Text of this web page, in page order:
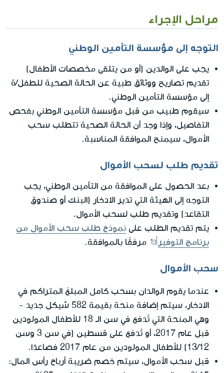
مراحل الإجراء
التوجه إلى مؤسسة التأمين الوطني
يجب على الوالدين (أو من يتلقى مخصصات الأطفال)
تقديم تصاريح ووثائق طبية عن الحالة الصحية للطفل/ة
إلى مؤسسة التأمين الوطني.
سيقوم طبيب من قبل مؤسسة التأمين الوطني بفحص
التفاصيل، وإذا وجد أن الحالة الصحية تتطلب سحب
الأموال، سيمنح الموافقة المناسبة.
تقديم طلب لسحب الأموال
بعد الحصول على الموافقة من التأمين الوطني، يجب
التوجه إلى الهيئة التي تدير الادخار (البنك أو صندوق
التقاعد) وتقديم طلب لسحب الأموال.
يتم تقديم الطلب على نموذج طلب سحب الأموال من
برنامج التوفير
مرفقًا بالموافقة.
سحب الأموال
عندما يقوم الوالدان بسحب كامل
المبلغ المتراكم في
الادخار، سيتم إضافة منحة بقيمة 582 شيكل جديد -
وهي المنحة التي تُدفع في سن الـ 18 للأطفال المولودين
قبل عام 2017، أو تُدفع على قسطين (في سن 3 وسن
13/12) للأطفال المولودين من عام 2017 فصاعدًا.
قبل سحب الأموال، سيتم خصم ضريبة أرباح رأس المال: